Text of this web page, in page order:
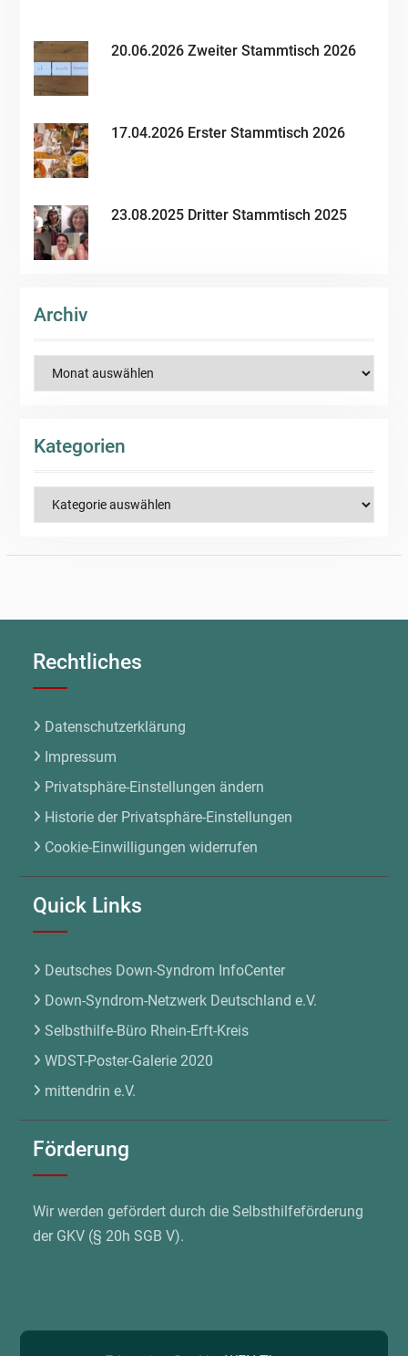
20.06.2026 Zweiter Stammtisch 2026
17.04.2026 Erster Stammtisch 2026
23.08.2025 Dritter Stammtisch 2025
Archiv
Archiv
Kategorien
Kategorien
Rechtliches
Datenschutzerklärung
Impressum
Privatsphäre-Einstellungen ändern
Historie der Privatsphäre-Einstellungen
Cookie-Einwilligungen widerrufen
Quick Links
Deutsches Down-Syndrom InfoCenter
Down-Syndrom-Netzwerk Deutschland e.V.
Selbsthilfe-Büro Rhein-Erft-Kreis
WDST-Poster-Galerie 2020
mittendrin e.V.
Förderung
Wir werden gefördert durch die Selbsthilfeförderung
der GKV (§ 20h SGB V).